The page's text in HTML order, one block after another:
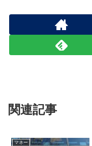
関連記事
マネー